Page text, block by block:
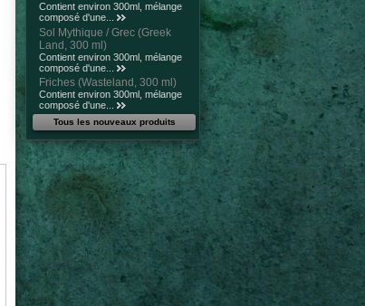
Contient environ 300ml, mélange
composé d'une...
Sol Mythique / Grec (Greek
Land, 300 ml)
Contient environ 300ml, mélange
composé d'une...
Friches (Wasteland, 300 ml)
Contient environ 300ml, mélange
composé d'une...
Tous les nouveaux produits